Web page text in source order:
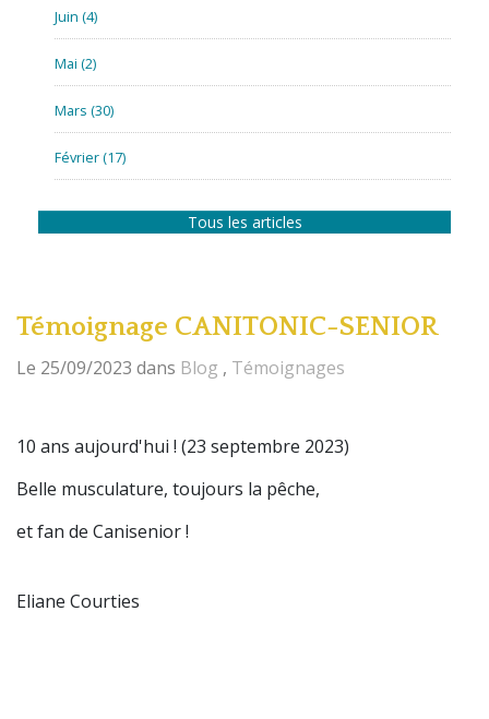
Juin (4)
Mai (2)
Mars (30)
Février(17)
Tous les articles
Témoignage CANITONIC-SENIOR
Le 25/09/2023 dans Blog , Témoignages
10 ans aujourd'hui ! (23 septembre 2023)
Belle musculature, toujours la pêche,
et fan de Canisenior !
Eliane Courties